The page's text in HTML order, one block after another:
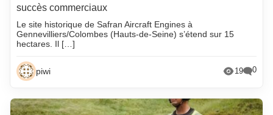
succès commerciaux
Le site historique de Safran Aircraft Engines à
Gennevilliers/Colombes (Hauts-de-Seine) s’étend sur 15
hectares. Il […]
piwi 19 0